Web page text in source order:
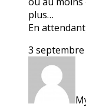
plus…
En
3 septembre